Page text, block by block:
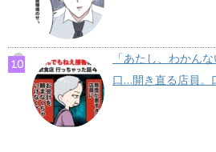
「あたし、わかん
口…開き直る店員。